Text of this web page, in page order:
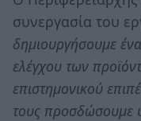
συνεργασία του
δημιουργήσουμε
ελέγχου των
επιστημονικού
τους προσδώσουμε